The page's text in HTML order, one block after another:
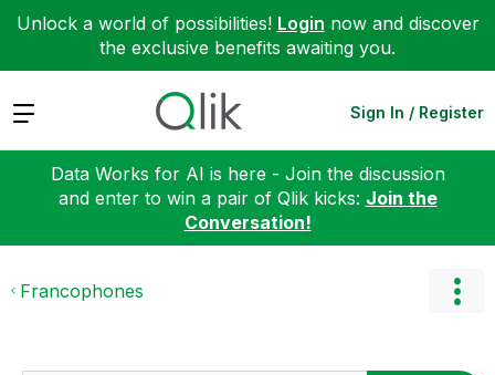
Unlock a world of possibilities! Login now and discover
the exclusive benefits awaiting you.
Expand Sign In / Register
Data Works for AI is here - Join the discussion
and enter to win a pair of Qlik kicks: Join the
Conversation!
Francophones